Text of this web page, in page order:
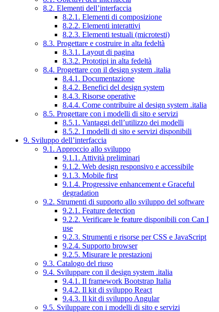
8.2. Elementi dell’interfaccia
8.2.1. Elementi di composizione
8.2.2. Elementi interattivi
8.2.3. Elementi testuali (microtesti)
8.3. Progettare e costruire in alta fedeltà
8.3.1. Layout di pagina
8.3.2. Prototipi in alta fedeltà
8.4. Progettare con il design system .italia
8.4.1. Documentazione
8.4.2. Benefici del design system
8.4.3. Risorse operative
8.4.4. Come contribuire al design system .italia
8.5. Progettare con i modelli di sito e servizi
8.5.1. Vantaggi dell’utilizzo dei modelli
8.5.2. I modelli di sito e servizi disponibili
9. Sviluppo dell’interfaccia
9.1. Approccio allo sviluppo
9.1.1. Attività preliminari
9.1.2. Web design responsivo e accessibile
9.1.3. Mobile first
9.1.4. Progressive enhancement e Graceful
degradation
9.2. Strumenti di supporto allo sviluppo del software
9.2.1. Feature detection
9.2.2. Verificare le feature disponibili con Can I
use
9.2.3. Strumenti e risorse per CSS e JavaScript
9.2.4. Supporto browser
9.2.5. Misurare le prestazioni
9.3. Catalogo del riuso
9.4. Sviluppare con il design system .italia
9.4.1. Il framework Bootstrap Italia
9.4.2. Il kit di sviluppo React
9.4.3. Il kit di sviluppo Angular
9.5. Sviluppare con i modelli di sito e servizi